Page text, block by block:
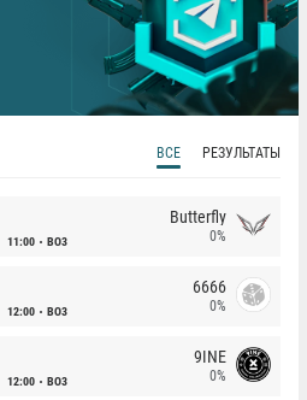
ВСЕ РЕЗУЛЬТАТЫ
11:00 BO3
Butterfly
0%
12:00 BO3
6666
0%
12:00 BO3
9INE
0%